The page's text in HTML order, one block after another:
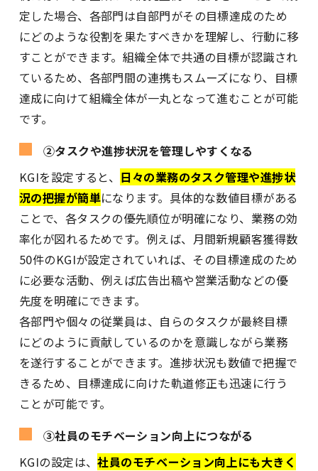
定した場合、各部門は自部門がその目標達成のため
にどのような役割を果たすべきかを理解し、行動に移
すことができます。組織全体で共通の目標が認識され
ているため、各部門間の連携もスムーズになり、目標
達成に向けて組織全体が一丸となって進むことが可能
です。
②タスクや進捗状況を管理しやすくなる
KGIを設定すると、 日々の業務のタスク管理や進捗状
況の把握が簡単になります。具体的な数値目標がある
ことで、各タスクの優先順位が明確になり、業務の効
率化が図れるためです。例えば、月間新規顧客獲得数
50件のKGIが設定されていれば、その目標達成のため
に必要な活動、例えば広告出稿や営業活動などの優
先度を明確にできます。
各部門や個々の従業員は、自らのタスクが最終目標
にどのように貢献しているのかを意識しながら業務
を遂行することができます。進捗状況も数値で把握で
きるため、目標達成に向けた軌道修正も迅速に行う
ことが可能です。
③社員のモチベーション向上につながる
KGIの設定は、社員のモチベーション向上にも大きく